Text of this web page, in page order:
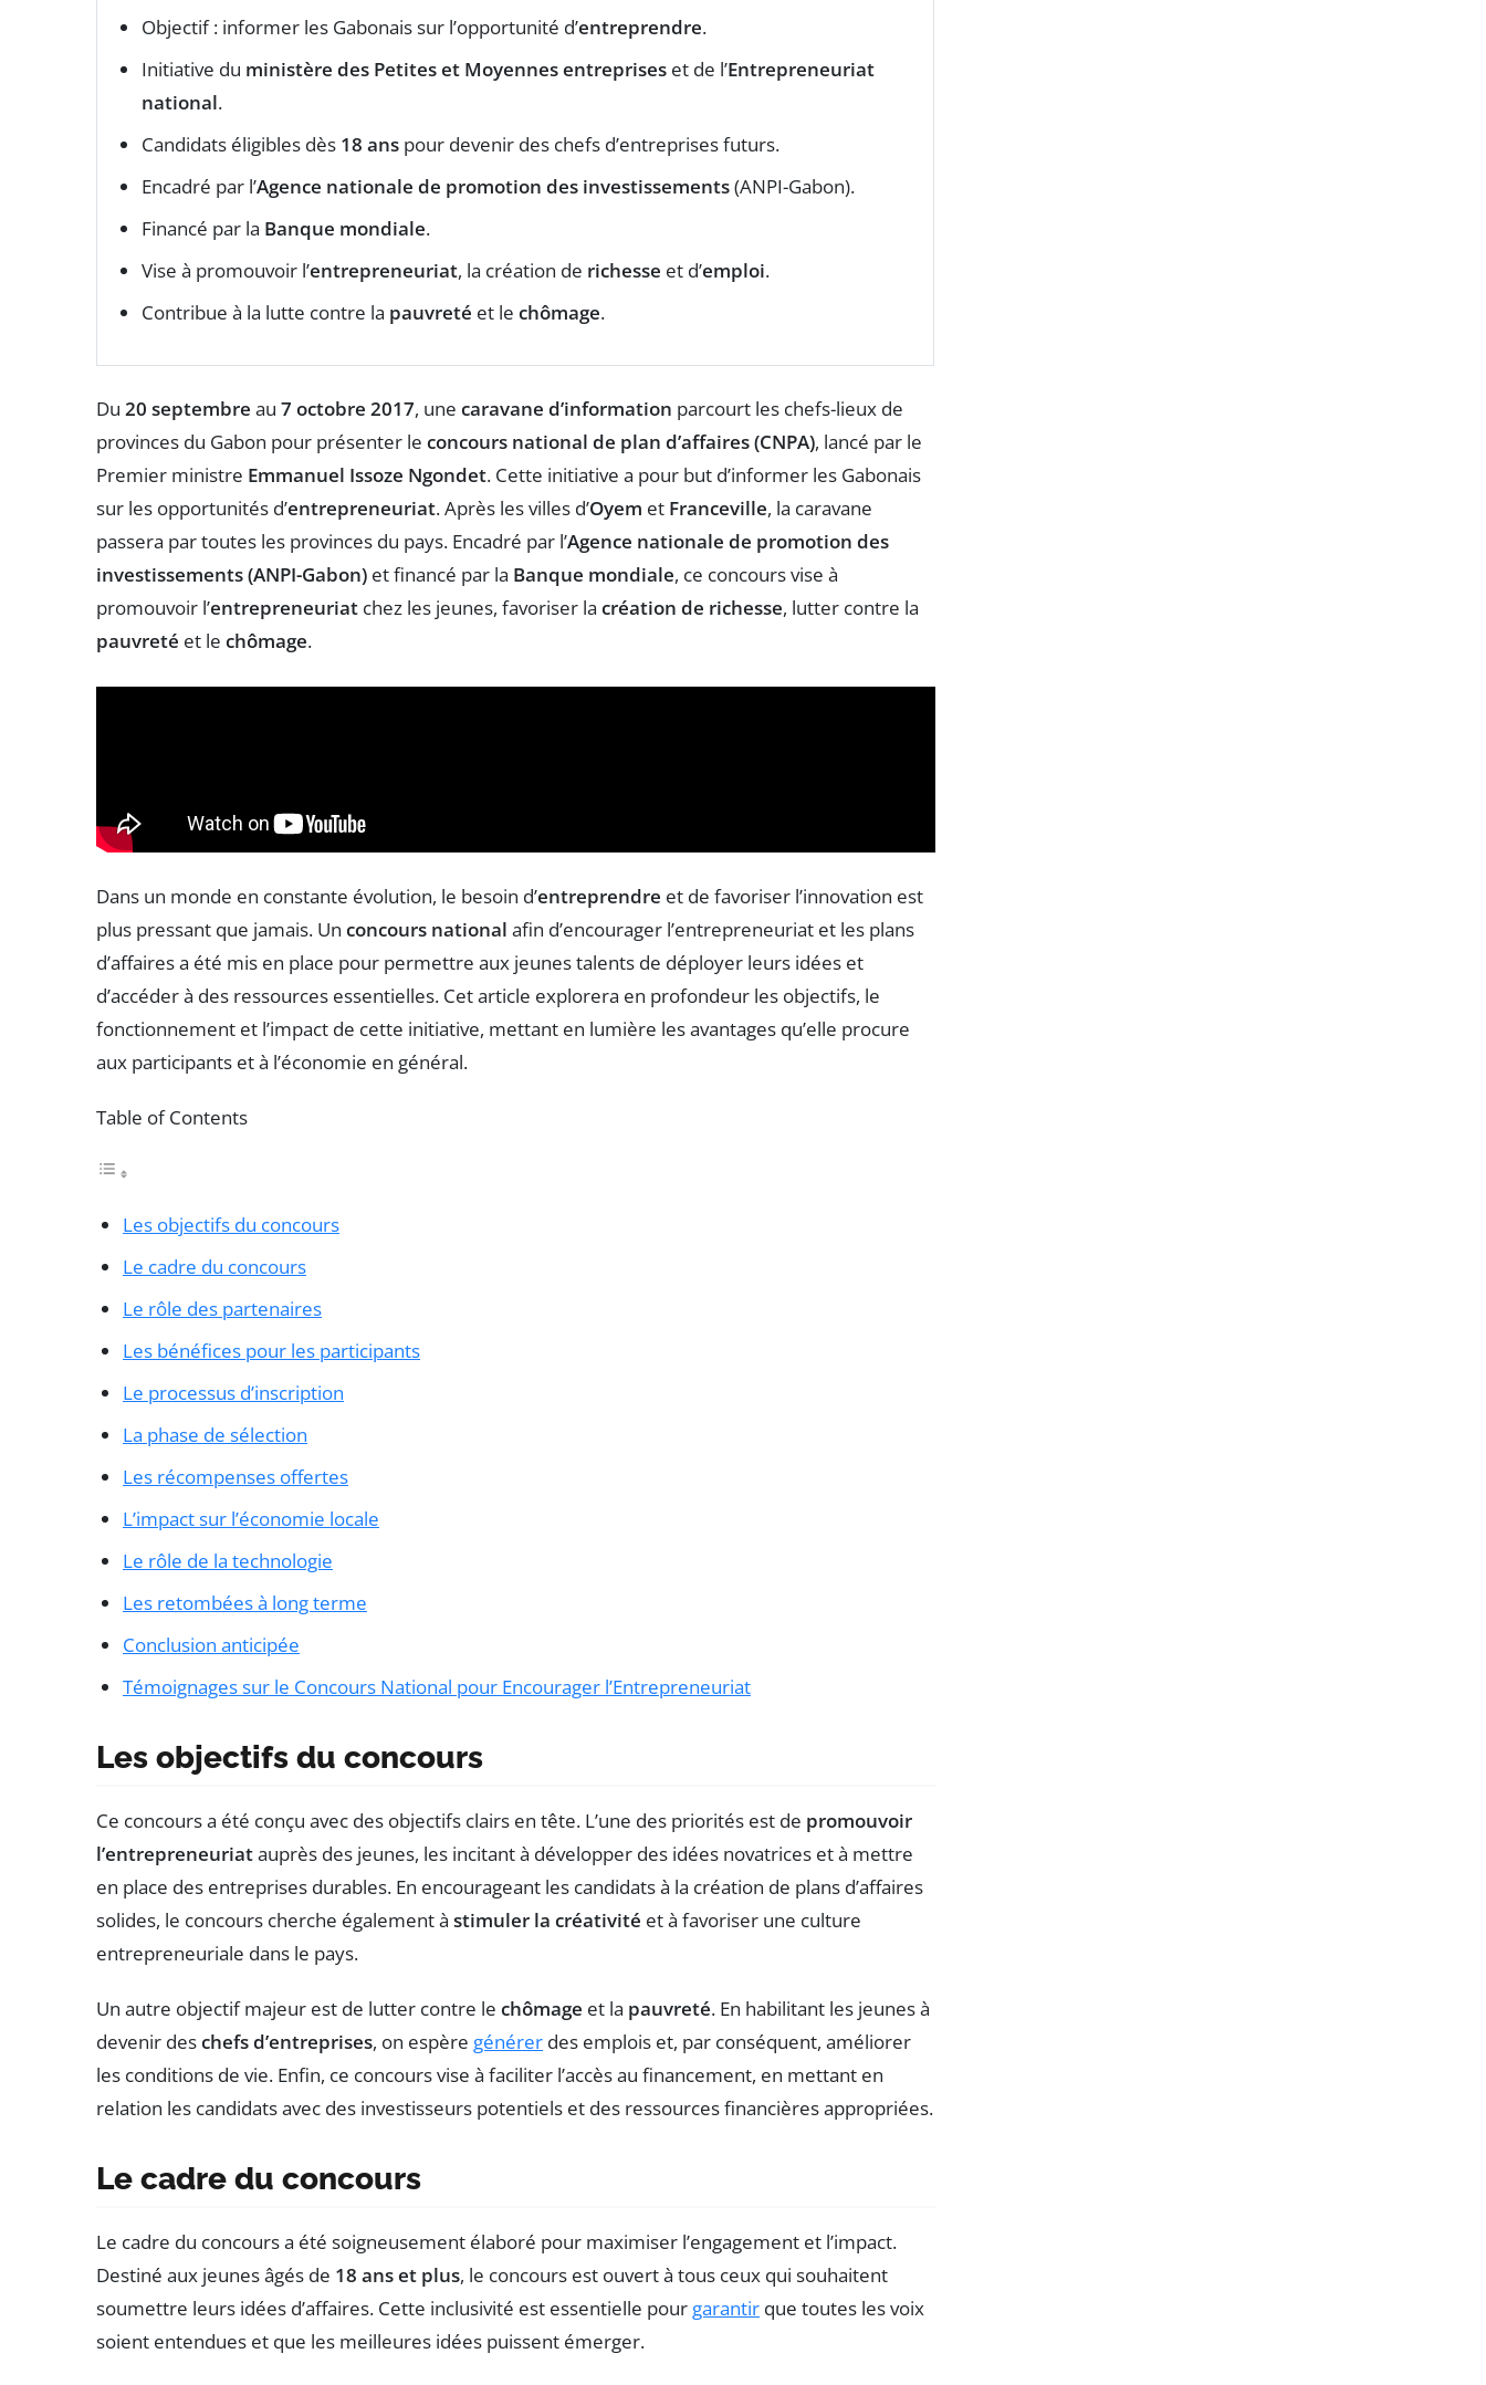
Objectif : informer les Gabonais sur l’opportunité d’entreprendre.
Initiative du ministère des Petites et Moyennes entreprises et de l’Entrepreneuriat
national.
Candidats éligibles dès 18 ans pour devenir des chefs d’entreprises futurs.
Encadré par l’Agence nationale de promotion des investissements(ANPI-Gabon).
Financé par la Banque mondiale.
Vise à promouvoir l’entrepreneuriat, la création de richesse et d’emploi.
Contribue à la lutte contre la pauvreté et le chômage.
Du 20 septembre au 7 octobre 2017, une caravane d’information parcourt les chefs-lieux de
provinces du Gabon pour présenter le concours national de plan d’affaires (CNPA), lancé par le
Premier ministre Emmanuel Issoze Ngondet. Cette initiative a pour but d’informer les Gabonais
sur les opportunités d’entrepreneuriat. Après les villes d’Oyem et Franceville, la caravane
passera par toutes les provinces du pays. Encadré par l’Agence nationale de promotion des
investissements (ANPI-Gabon) et financé par la Banque mondiale, ce concours vise à
promouvoir l’entrepreneuriat chez les jeunes, favoriser la création de richesse, lutter contre la
pauvreté et le chômage.
Dans un monde en constante évolution, le besoin d’entreprendre et de favoriser l’innovation est
plus pressant que jamais. Un concours national afin d’encourager l’entrepreneuriat et les plans
d’affaires a été mis en place pour permettre aux jeunes talents de déployer leurs idées et
d’accéder à des ressources essentielles. Cet article explorera en profondeur les objectifs, le
fonctionnement et l’impact de cette initiative, mettant en lumière les avantages qu’elle procure
aux participants et à l’économie en général.
Table of Contents
Les objectifs du concours
Le cadre du concours
Le rôle des partenaires
Les bénéfices pour les participants
Le processus d’inscription
La phase de sélection
Les récompenses offertes
L’impact sur l’économie locale
Le rôle de la technologie
Les retombées à long terme
Conclusion anticipée
Témoignages sur le Concours National pour Encourager l’Entrepreneuriat
Les objectifs du concours
Ce concours a été conçu avec des objectifs clairs en tête. L’une des priorités est de promouvoir
l’entrepreneuriatauprès des jeunes, les incitant à développer des idées novatrices et à mettre
en place des entreprises durables. En encourageant les candidats à la création de plans d’affaires
solides, le concours cherche également à stimuler la créativité et à favoriser une culture
entrepreneuriale dans le pays.
Un autre objectif majeur est de lutter contre le chômage et la pauvreté. En habilitant les jeunes à
devenir deschefs d’entreprises, on espère générer des emplois et, par conséquent, améliorer
les conditions de vie. Enfin, ce concours vise à faciliter l’accès au financement, en mettant en
relation les candidats avec des investisseurs potentiels et des ressources financières appropriées.
Le cadre du concours
Le cadre du concours a été soigneusement élaboré pour maximiser l’engagement et l’impact.
Destiné aux jeunes âgés de 18 ans et plus, le concours est ouvert à tous ceux qui souhaitent
soumettre leurs idées d’affaires. Cette inclusivité est essentielle pour garantir que toutes les voix
soient entendues et que les meilleures idées puissent émerger.